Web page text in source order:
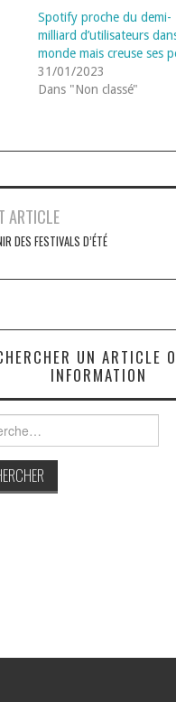
Spotify proche du demi-
milliard d’utilisateurs
monde mais creuse ses
31/01/2023
Dans "Non classé"
ARTICLE
DES FESTIVALS D’ÉTÉ
UN ARTICLE
INFORMATION